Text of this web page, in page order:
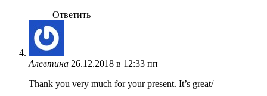
Ответить
Алевтина 26.12.2018 в 12:33 пп
Thank you very much for your present. It’s great/